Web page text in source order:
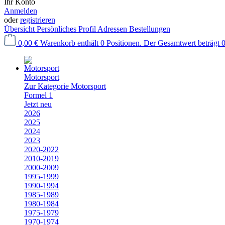
Ihr Konto
Anmelden
oderregistrieren
Übersicht Persönliches Profil Adressen Bestellungen
0,00 € Warenkorb enthält 0 Positionen. Der Gesamtwert beträgt
Motorsport
Zur Kategorie Motorsport
Formel 1
Jetzt neu
2026
2025
2024
2023
2020-2022
2010-2019
2000-2009
1995-1999
1990-1994
1985-1989
1980-1984
1975-1979
1970-1974